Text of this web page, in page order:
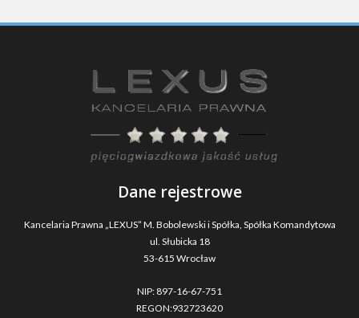
Dane rejestrowe
Kancelaria Prawna „LEXUS” M. Bobolewski i Spółka, Spółka Komandytowa
ul. Słubicka 18
53-615 Wrocław
NIP: 897-16-67-751
REGON:932723620